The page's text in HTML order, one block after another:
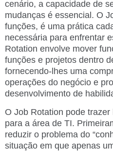
cenário, a capacidade de
mudanças é essencial. O
funções, é uma prática
necessária para enfrentar
Rotation envolve mover
funções e projetos dentro
fornecendo-lhes uma
operações do negócio e
desenvolvimento de
O Job Rotation pode
para a área de TI.
reduzir o problema do
situação em que apenas